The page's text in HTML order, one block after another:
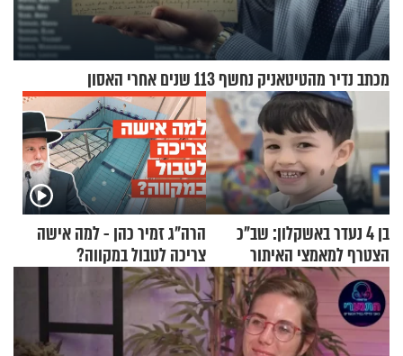
מכתב נדיר מהטיטאניק נחשף 113 שנים אחרי האסון
בן 4 נעדר באשקלון: שב"כ
הצטרף למאמצי האיתור
הרה"ג זמיר כהן - למה אישה
צריכה לטבול במקווה?